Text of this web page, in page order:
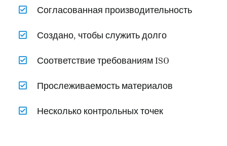
Согласованная производительность
Создано, чтобы служить долго
Соответствие требованиям ISO
Прослеживаемость материалов
Несколько контрольных точек